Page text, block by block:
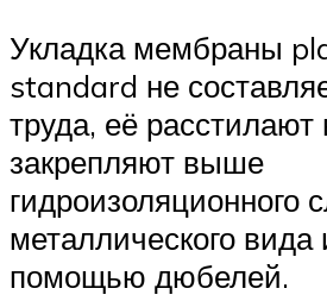
Укладка мембраны
standard не
труда, её расстилают
закрепляют выше
гидроизоляционного
металлического вида
помощью дюбелей.